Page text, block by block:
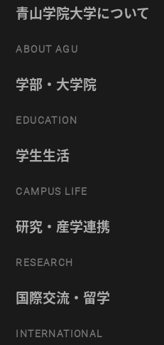
青山学院大学について
ABOUT AGU
学部・大学院
EDUCATION
学生生活
CAMPUS LIFE
研究・産学連携
RESEARCH
国際交流・留学
INTERNATIONAL